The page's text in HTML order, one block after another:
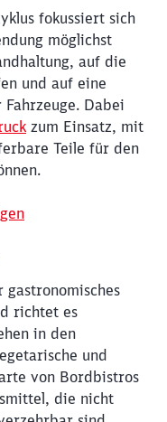
fokussiert sich
möglichst
auf die
und auf eine
Dabei
zum Einsatz, mit
Teile für den
richtet es
in den
und
von Bordbistros
die nicht